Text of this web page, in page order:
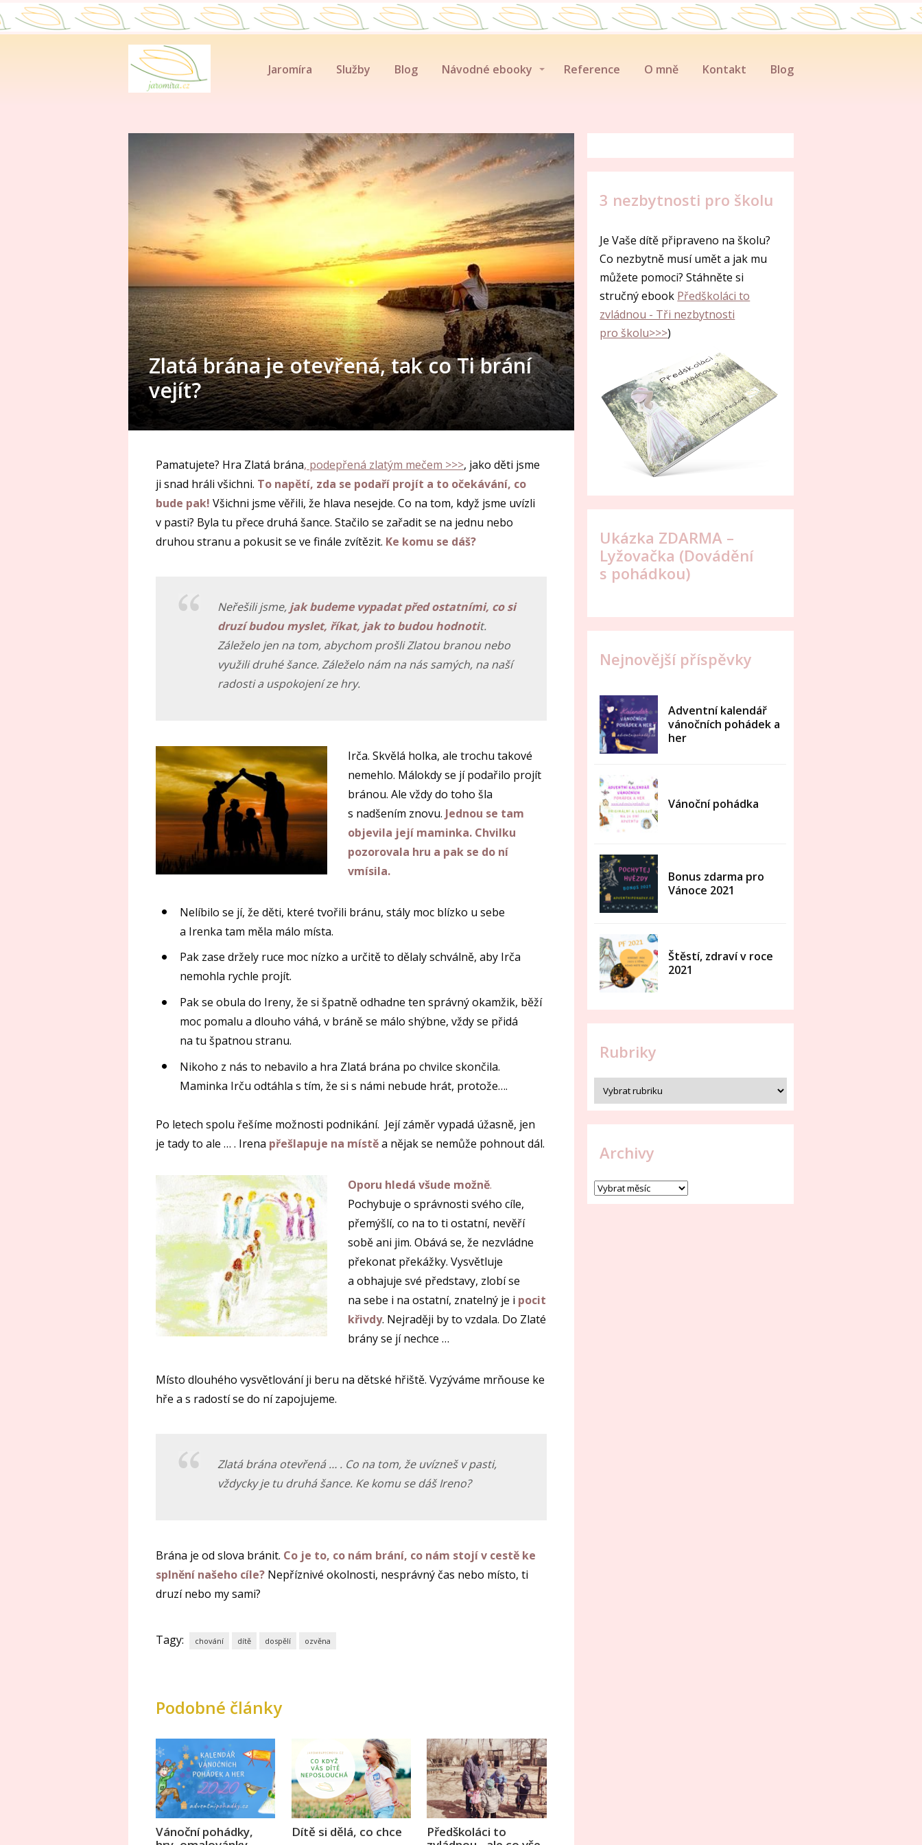
Jaromíra Služby Blog Návodné ebooky Reference O mně Kontakt Blog
Zlatá brána je otevřená, tak co Ti brání
vejít?
Pamatujete? Hra Zlatá brána, podepřená zlatým mečem >>>, jako děti jsme
ji snad hráli všichni. To napětí, zda se podaří projít a to očekávání, co
bude pak! Všichni jsme věřili, že hlava nesejde. Co na tom, když jsme uvízli
v pasti? Byla tu přece druhá šance. Stačilo se zařadit se na jednu nebo
druhou stranu a pokusit se ve finále zvítězit. Ke komu se dáš?
Neřešili jsme, jak budeme vypadat před ostatními, co si
druzí budou myslet, říkat, jak to budou hodnotit.
Záleželo jen na tom, abychom prošli Zlatou branou nebo
využili druhé šance. Záleželo nám na nás samých, na naší
radosti a uspokojení ze hry.
Irča. Skvělá holka, ale trochu takové
nemehlo. Málokdy se jí podařilo projít
bránou. Ale vždy do toho šla
s nadšením znovu. Jednou se tam
objevila její maminka. Chvilku
pozorovala hru a pak se do ní
vmísila.
Nelíbilo se jí, že děti, které tvořili bránu, stály moc blízko u sebe
a Irenka tam měla málo místa.
Pak zase držely ruce moc nízko a určitě to dělaly schválně, aby Irča
nemohla rychle projít.
Pak se obula do Ireny, že si špatně odhadne ten správný okamžik, běží
moc pomalu a dlouho váhá, v bráně se málo shýbne, vždy se přidá
na tu špatnou stranu.
Nikoho z nás to nebavilo a hra Zlatá brána po chvilce skončila.
Maminka Irču odtáhla s tím, že si s námi nebude hrát, protože….
Po letech spolu řešíme možnosti podnikání. Její záměr vypadá úžasně, jen
je tady to ale … . Irena přešlapuje na místěa nějak se nemůže pohnout dál.
Oporu hledá všude možně.
Pochybuje o správnosti svého cíle,
přemýšlí, co na to ti ostatní, nevěří
sobě ani jim. Obává se, že nezvládne
překonat překážky. Vysvětluje
a obhajuje své představy, zlobí se
na sebe i na ostatní, znatelný je i pocit
křivdy. Nejraději by to vzdala. Do Zlaté
brány se jí nechce …
Místo dlouhého vysvětlování ji beru na dětské hřiště. Vyzýváme mrňouse ke
hře a s radostí se do ní zapojujeme.
Zlatá brána otevřená … . Co na tom, že uvízneš v pasti,
vždycky je tu druhá šance. Ke komu se dáš Ireno?
Brána je od slova bránit. Co je to, co nám brání, co nám stojí v cestě ke
splnění našeho cíle? Nepříznivé okolnosti, nesprávný čas nebo místo, ti
druzí nebo my sami?
Tagy: chování dítě dospělí ozvěna
Podobné články
Vánoční pohádky,
Dítě si dělá, co chce
Předškoláci to
3 nezbytnosti pro školu
Je Vaše dítě připraveno na školu?
Co nezbytně musí umět a jak mu
můžete pomoci? Stáhněte si
stručný ebook Předškoláci to
zvládnou - Tři nezbytnosti
pro školu>>>)
Ukázka ZDARMA –
Lyžovačka (Dovádění
s pohádkou)
Nejnovější příspěvky
Adventní kalendář
vánočních pohádek a
her
Vánoční pohádka
Bonus zdarma pro
Vánoce 2021
Štěstí, zdraví v roce
2021
Rubriky
Archivy